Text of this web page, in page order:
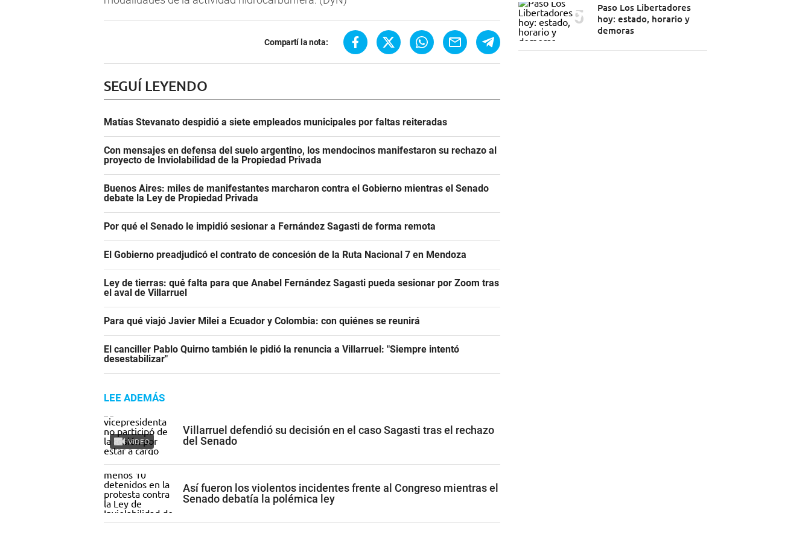
Compartí la nota:
SEGUÍ LEYENDO
Matías Stevanato despidió a siete empleados municipales por faltas reiteradas
Con mensajes en defensa del suelo argentino, los mendocinos manifestaron su rechazo al
proyecto de Inviolabilidad de la Propiedad Privada
Buenos Aires: miles de manifestantes marcharon contra el Gobierno mientras el Senado
debate la Ley de Propiedad Privada
Por qué el Senado le impidió sesionar a Fernández Sagasti de forma remota
El Gobierno preadjudicó el contrato de concesión de la Ruta Nacional 7 en Mendoza
Ley de tierras: qué falta para que Anabel Fernández Sagasti pueda sesionar por Zoom tras
el aval de Villarruel
Para qué viajó Javier Milei a Ecuador y Colombia: con quiénes se reunirá
El canciller Pablo Quirno también le pidió la renuncia a Villarruel: "Siempre intentó
desestabilizar"
LEE ADEMÁS
VIDEO
Villarruel defendió su decisión en el caso Sagasti tras el rechazo
del Senado
Así fueron los violentos incidentes frente al Congreso mientras el
Senado debatía la polémica ley
Paso Los Libertadores
hoy: estado, horario y
demoras